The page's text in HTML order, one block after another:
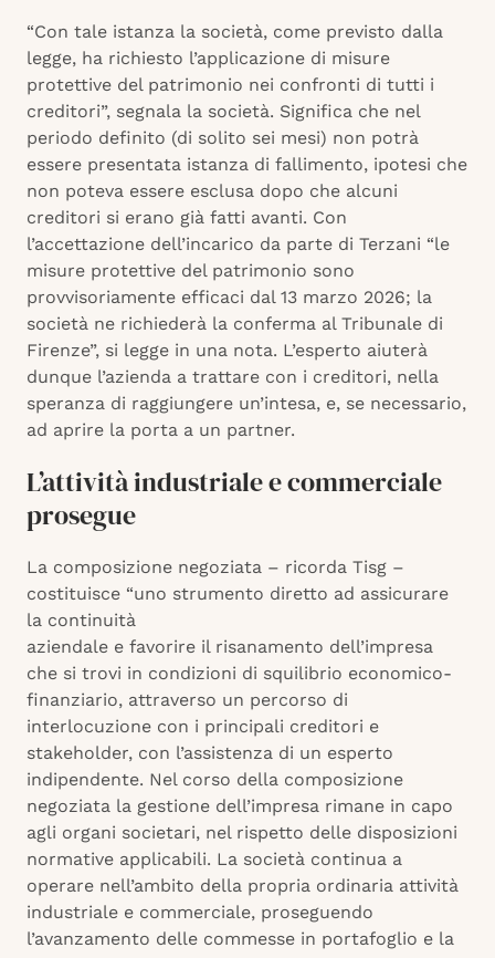
“Con tale istanza la società, come previsto dalla
legge, ha richiesto l’applicazione di misure
protettive del patrimonio nei confronti di tutti i
creditori”, segnala la società. Significa che nel
periodo definito (di solito sei mesi) non potrà
essere presentata istanza di fallimento, ipotesi che
non poteva essere esclusa dopo che alcuni
creditori si erano già fatti avanti. Con
l’accettazione dell’incarico da parte di Terzani “le
misure protettive del patrimonio sono
provvisoriamente efficaci dal 13 marzo 2026; la
società ne richiederà la conferma al Tribunale di
Firenze”, si legge in una nota. L’esperto aiuterà
dunque l’azienda a trattare con i creditori, nella
speranza di raggiungere un’intesa, e, se necessario,
ad aprire la porta a un partner.
L’attività industriale e commerciale
prosegue
La composizione negoziata – ricorda Tisg –
costituisce “uno strumento diretto ad assicurare
la continuità
aziendale e favorire il risanamento dell’impresa
che si trovi in condizioni di squilibrio economico-
finanziario, attraverso un percorso di
interlocuzione con i principali creditori e
stakeholder, con l’assistenza di un esperto
indipendente. Nel corso della composizione
negoziata la gestione dell’impresa rimane in capo
agli organi societari, nel rispetto delle disposizioni
normative applicabili. La società continua a
operare nell’ambito della propria ordinaria attività
industriale e commerciale, proseguendo
l’avanzamento delle commesse in portafoglio e la